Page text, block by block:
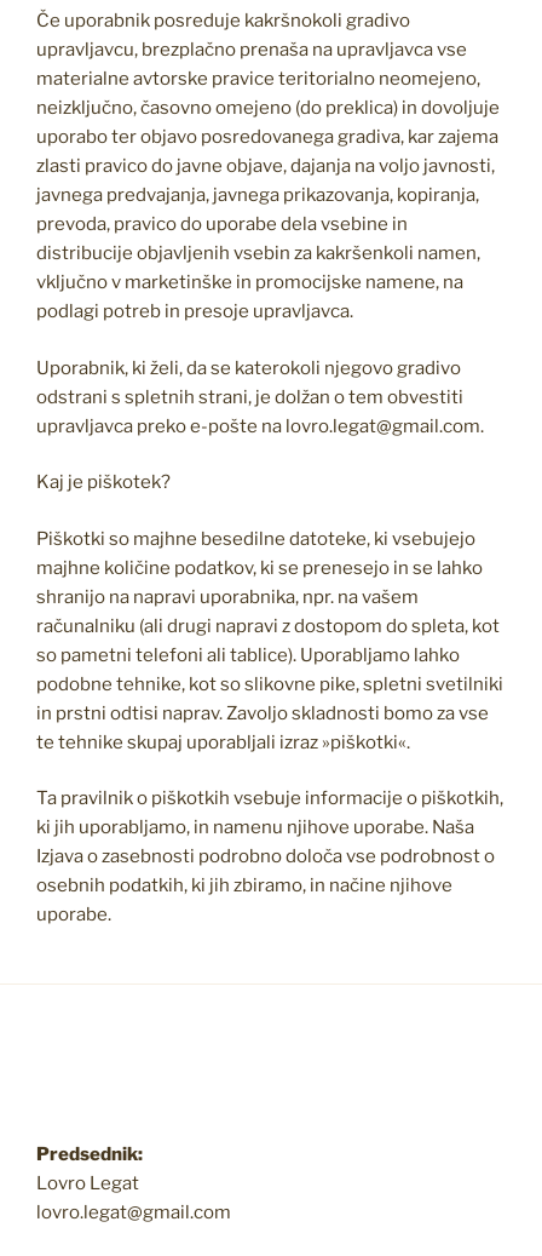
Če uporabnik posreduje kakršnokoli gradivo
upravljavcu, brezplačno prenaša na upravljavca vse
materialne avtorske pravice teritorialno neomejeno,
neizključno, časovno omejeno (do preklica) in dovoljuje
uporabo ter objavo posredovanega gradiva, kar zajema
zlasti pravico do javne objave, dajanja na voljo javnosti,
javnega predvajanja, javnega prikazovanja, kopiranja,
prevoda, pravico do uporabe dela vsebine in
distribucije objavljenih vsebin za kakršenkoli namen,
vključno v marketinške in promocijske namene, na
podlagi potreb in presoje upravljavca.
Uporabnik, ki želi, da se katerokoli njegovo gradivo
odstrani s spletnih strani, je dolžan o tem obvestiti
upravljavca preko e-pošte na lovro.legat@gmail.com.
Kaj je piškotek?
Piškotki so majhne besedilne datoteke, ki vsebujejo
majhne količine podatkov, ki se prenesejo in se lahko
shranijo na napravi uporabnika, npr. na vašem
računalniku (ali drugi napravi z dostopom do spleta, kot
so pametni telefoni ali tablice). Uporabljamo lahko
podobne tehnike, kot so slikovne pike, spletni svetilniki
in prstni odtisi naprav. Zavoljo skladnosti bomo za vse
te tehnike skupaj uporabljali izraz »piškotki«.
Ta pravilnik o piškotkih vsebuje informacije o piškotkih,
ki jih uporabljamo, in namenu njihove uporabe. Naša
Izjava o zasebnosti podrobno določa vse podrobnost o
osebnih podatkih, ki jih zbiramo, in načine njihove
uporabe.
Predsednik:
Lovro Legat
lovro.legat@gmail.com